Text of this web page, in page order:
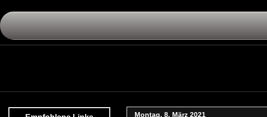
Montag, 8. März 2021